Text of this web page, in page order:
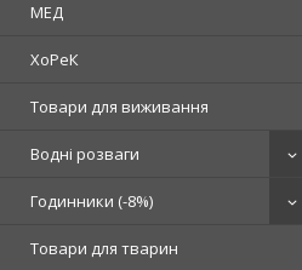
МЕД
ХоРеК
Товари для виживання
Водні розваги
Годинники (-8%)
Товари для тварин